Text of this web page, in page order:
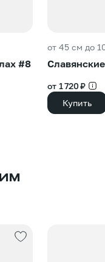
#8
от 45 см до
от 1 720 ₽
Купить